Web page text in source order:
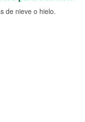
de nieve o hielo.